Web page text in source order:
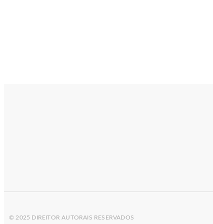
© 2025 DIREITOR AUTORAIS RESERVADOS